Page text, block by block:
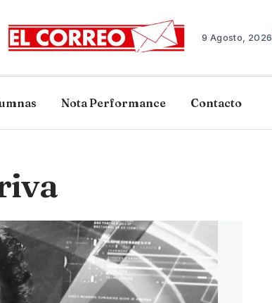
9 Agosto, 2026
Nota Performance Contacto